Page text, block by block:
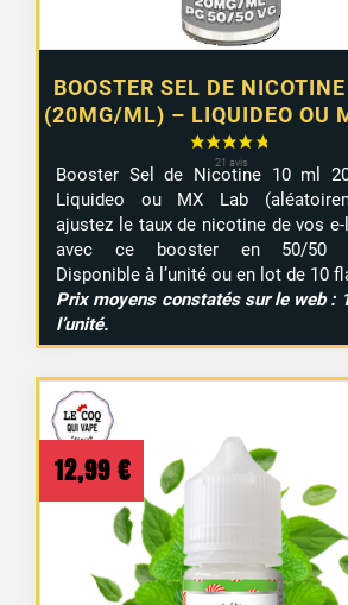
BOOSTER SEL DE
(20MG/ML) – LIQUIDEO OU
Booster Sel de Nicotine 10 ml
Liquideo ou MX Lab
ajustez le taux de nicotine de vos
avec ce booster en 50/50
Disponible à l’unité ou en lot de 10
Prix moyens constatés sur le web :
l’unité.
12,99 €